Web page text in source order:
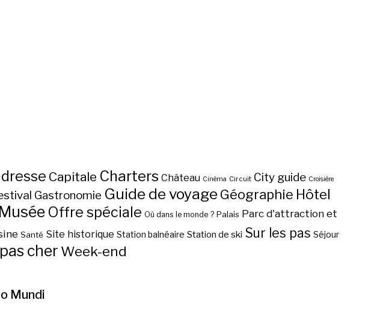
Capitale Charters Château Cinéma Circuit City guide Croisière
Gastronomie Guide de voyage Géographie Hôtel
Musée Offre spéciale Où dans le monde ? Palais Parc d'attraction et
Santé Site historique Station balnéaire Station de ski Sur les pas Séjour
cher Week-end
Mundi